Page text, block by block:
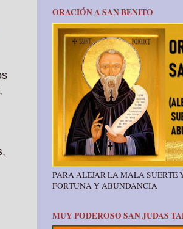
ORACIÓN A SAN BENITO
PARA ALEJAR LA MALA SUERTE
FORTUNA Y ABUNDANCIA
MUY PODEROSO SAN JUDAS